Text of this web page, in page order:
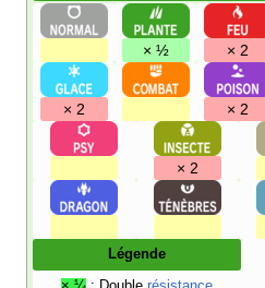
× ½ × 2
× 2 × 2
× 2
Légende